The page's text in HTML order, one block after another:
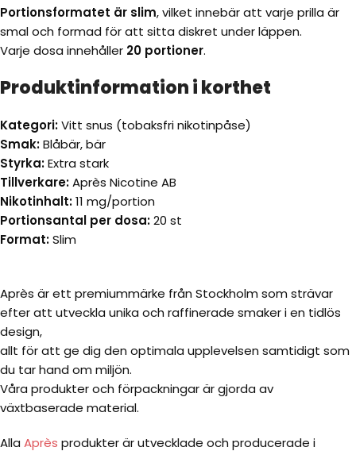
Portionsformatet är slim, vilket innebär att varje prilla är
smal och formad för att sitta diskret under läppen.
Varje dosa innehåller 20 portioner.
Produktinformation i korthet
Kategori:Vitt snus (tobaksfri nikotinpåse)
Smak:Blåbär, bär
Styrka:Extra stark
Tillverkare:Après Nicotine AB
Nikotinhalt:11 mg/portion
Portionsantal per dosa:20 st
Format:Slim
Après är ett premiummärke från Stockholm som strävar
efter att utveckla unika och raffinerade smaker i en tidlös
design,
allt för att ge dig den optimala upplevelsen samtidigt som
du tar hand om miljön.
Våra produkter och förpackningar är gjorda av
växtbaserade material.
Alla Après produkter är utvecklade och producerade i